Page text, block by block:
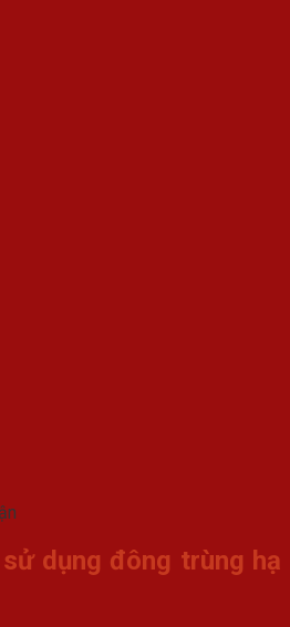
dụng đông trùng hạ